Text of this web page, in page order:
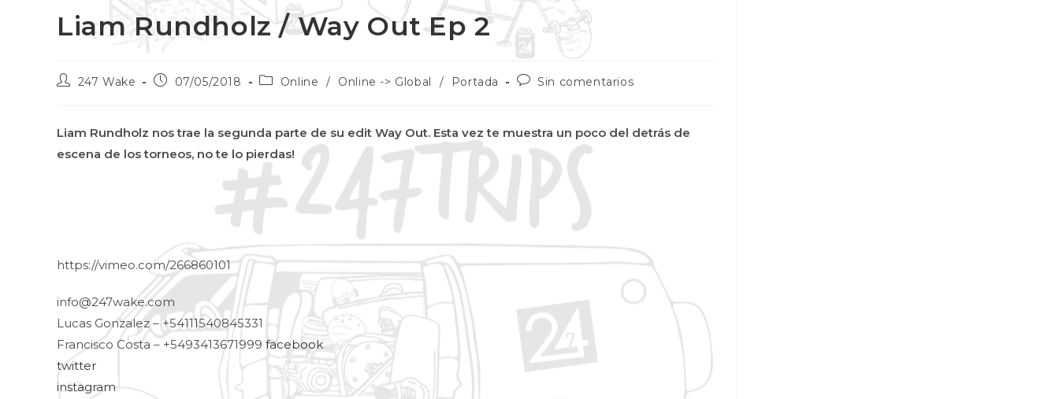
Liam Rundholz / Way Out Ep 2
247 Wake 07/05/2018 Online / Online -> Global / Portada Sin comentarios
Liam Rundholz nos trae la segunda parte de su edit Way Out. Esta vez te muestra un poco del detrás de
escena de los torneos, no te lo pierdas!
https://vimeo.com/266860101
info@247wake.com
Lucas Gonzalez – +54111540845331
Francisco Costa – +5493413671999 facebook
twitter
instagram